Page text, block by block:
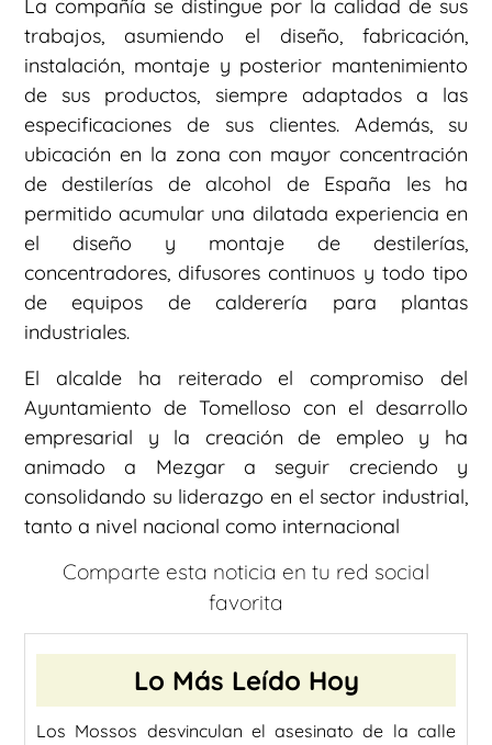
La compañía se distingue por la calidad de sus
trabajos, asumiendo el diseño, fabricación,
instalación, montaje y posterior mantenimiento
de sus productos, siempre adaptados a las
especificaciones de sus clientes. Además, su
ubicación en la zona con mayor concentración
de destilerías de alcohol de España les ha
permitido acumular una dilatada experiencia en
el diseño y montaje de destilerías,
concentradores, difusores continuos y todo tipo
de equipos de calderería para plantas
industriales.
El alcalde ha reiterado el compromiso del
Ayuntamiento de Tomelloso con el desarrollo
empresarial y la creación de empleo y ha
animado a Mezgar a seguir creciendo y
consolidando su liderazgo en el sector industrial,
tanto a nivel nacional como internacional
Comparte esta noticia en tu red social
favorita
Lo Más Leído Hoy
Los Mossos desvinculan el asesinato de la calle